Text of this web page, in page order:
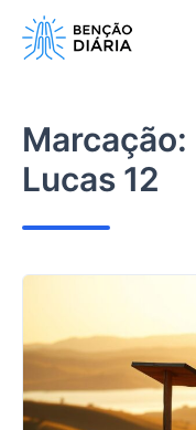
Pular
para
Marcação:
Lucas 12